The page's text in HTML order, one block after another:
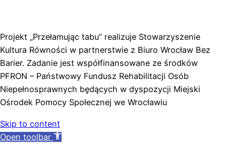
Projekt „Przełamując tabu” realizuje Stowarzyszenie
Kultura Równości w partnerstwie z Biuro Wrocław Bez
Barier. Zadanie jest współfinansowane ze środków
PFRON – Państwowy Fundusz Rehabilitacji Osób
Niepełnosprawnych będących w dyspozycji Miejski
Ośrodek Pomocy Społecznej we Wrocławiu
Skip to content
Open toolbar